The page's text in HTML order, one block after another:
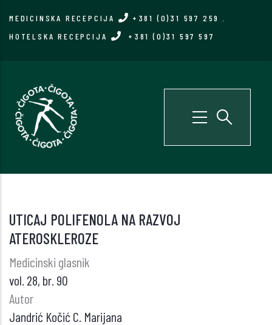
MEDICINSKA RECEPCIJA +381 (0)31 597 259
HOTELSKA RECEPCIJA
+381 (0)31 597 597
UTICAJ POLIFENOLA NA RAZVOJ
ATEROSKLEROZE
Medicinski glasnik
vol. 28, br. 90
Autor
Jandrić Kočić C. Marijana